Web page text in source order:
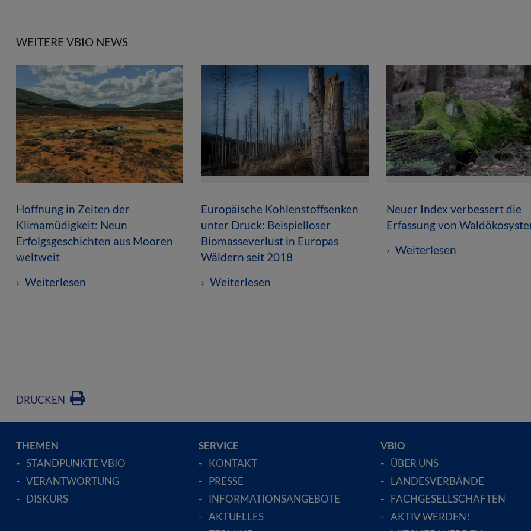
WEITERE VBIO NEWS
Hoffnung in Zeiten der
Klimamüdigkeit: Neun
Erfolgsgeschichten aus Mooren
weltweit
Weiterlesen
Europäische Kohlenstoffsenken
unter Druck: Beispielloser
Biomasseverlust in Europas
Wäldern seit 2018
Weiterlesen
Neuer Index verbessert die
Erfassung von
Weiterlesen
DRUCKEN
THEMEN
STANDPUNKTE VBIO
VERANTWORTUNG
DISKURS
SERVICE
KONTAKT
PRESSE
INFORMATIONSANGEBOTE
AKTUELLES
VBIO
ÜBER UNS
LANDESVERBÄNDE
FACHGESELLSCHAFTEN
AKTIV WERDEN!